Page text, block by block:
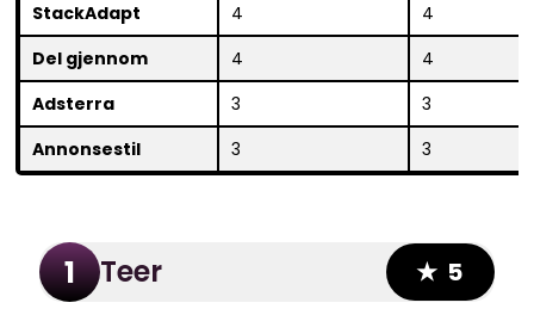
StackAdapt
4
4
Del gjennom
4
4
Adsterra
3
3
Annonsestil
3 3
1 Teer ★ 5